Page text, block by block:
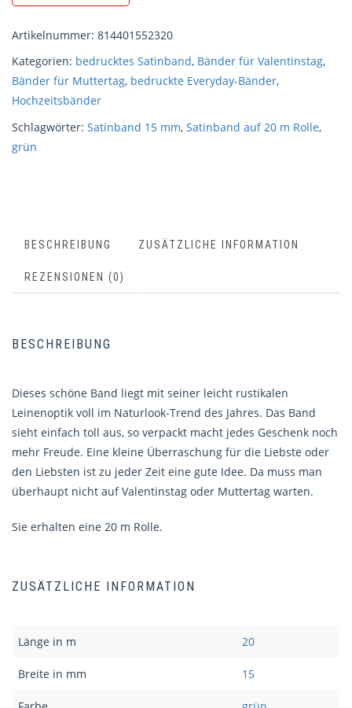
Artikelnummer: 814401552320
Kategorien: bedrucktes Satinband, Bänder für Valentinstag,
Bänder für Muttertag, bedruckte Everyday-Bänder,
Hochzeitsbänder
Schlagwörter: Satinband 15 mm, Satinband auf 20 m Rolle,
grün
BESCHREIBUNG ZUSÄTZLICHE INFORMATION
REZENSIONEN (0)
BESCHREIBUNG
Dieses schöne Band liegt mit seiner leicht rustikalen
Leinenoptik voll im Naturlook-Trend des Jahres. Das Band
sieht einfach toll aus, so verpackt macht jedes Geschenk noch
mehr Freude. Eine kleine Überraschung für die Liebste oder
den Liebsten ist zu jeder Zeit eine gute Idee. Da muss man
überhaupt nicht auf Valentinstag oder Muttertag warten.
Sie erhalten eine 20 m Rolle.
ZUSÄTZLICHE INFORMATION
Länge in m 20
Breite in mm 15